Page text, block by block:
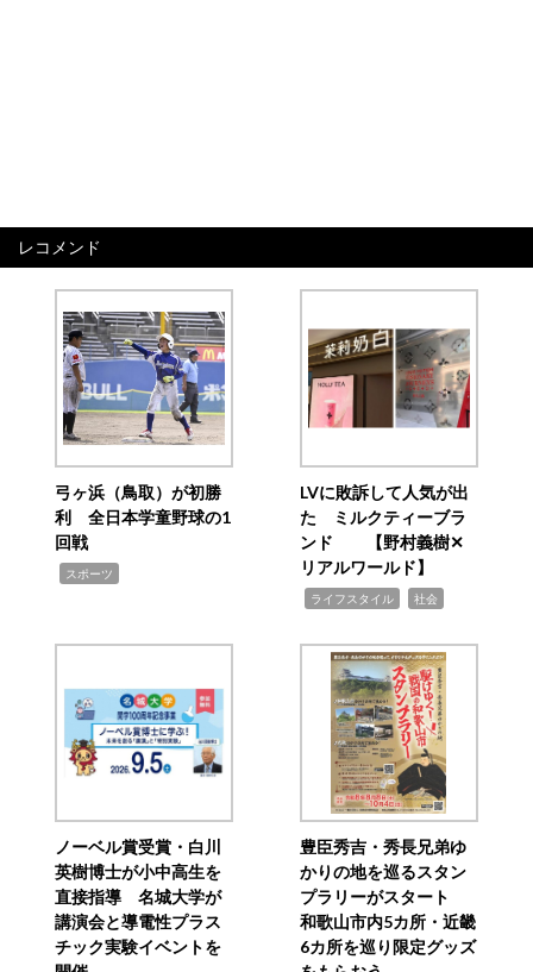
レコメンド
弓ヶ浜（鳥取）が初勝
利 全日本学童野球の1
回戦
スポーツ
LVに敗訴して人気が出
た ミルクティーブラ
ンド 【野村義樹✕
リアルワールド】
ライフスタイル 社会
ノーベル賞受賞・白川
英樹博士が小中高生を
直接指導 名城大学が
講演会と導電性プラス
チック実験イベントを
豊臣秀吉・秀長兄弟ゆ
かりの地を巡るスタン
プラリーがスタート
和歌山市内5カ所・近畿
6カ所を巡り限定グッズ